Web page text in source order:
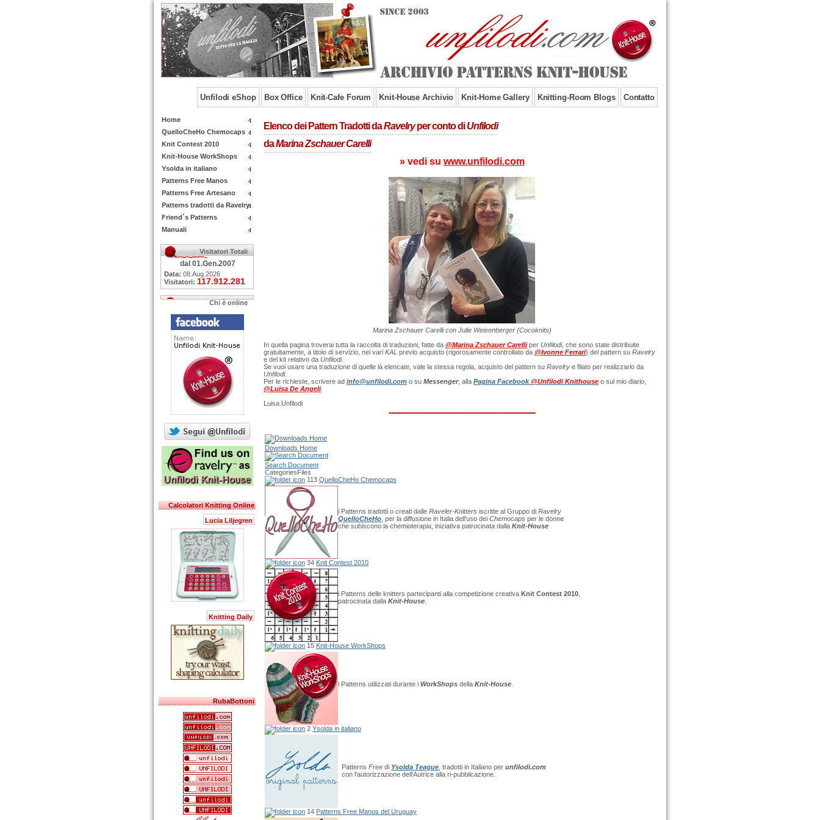
Unfilodi eShop Box Office Knit-Cafe Forum Knit-House Archivio Knit-Home Gallery Knitting-Room Blogs Contatto
Home
QuelloCheHo Chemocaps
Knit Contest 2010
Knit-House WorkShops
Ysolda in italiano
Patterns Free Manos
Patterns Free Artesano
Patterns tradotti da Ravelry
Friend´s Patterns
Manuali
Visitatori Totali
dal 01.Gen.2007
Data: 08.Aug.2026
Visitatori: 117.912.281
Chi è online
Calcolatori Knitting Online
Lucia Liljegren
Knitting Daily
RubaBottoni
Elenco dei Pattern Tradotti daRavelryper conto diUnfilodi
daMarina Zschauer Carelli
» vedi su www.unfilodi.com
Marina Zschauer Carelli con Julie Weisenberger (Cocoknits)
In quella pagina troverai tutta la raccolta di traduzioni, fatte da @Marina Zschauer Carelliper Unfilodi, che sono state distribuite
gratuitamente, a titolo di servizio, nei vari KAL previo acquisto (rigorosamente controllato da @Ivonne Ferrari) del pattern su Ravelry
e del kit relativo da Unfilodi.
Se vuoi usare una traduzione di quelle là elencate, vale la stessa regola, acquisto del pattern su Ravelry e filato per realizzarlo da
Unfilodi.
Per le richieste, scrivere ad info@unfilodi.com o su Messenger, alla Pagina Facebook@Unfilodi Knithouse o sul mio diario,
@Luisa De Angeli.
Luisa.Unfilodi
------------------------------------------------------------
Downloads Home
Search Document
CategoriesFiles
113 QuelloCheHo Chemocaps
i Patterns tradotti o creati dalle Raveler-Knitters iscritte al Gruppo di Ravelry
QuelloCheHo , per la diffusione in Italia dell'uso dei Chemocaps per le donne
che subiscono la chemioterapia, iniziativa patrocinata dalla Knit-House
34 Knit Contest 2010
i Patterns delle knitters partecipanti alla competizione creativa Knit Contest 2010
patrocinata dalla Knit-House
15 Knit-House WorkShops
i Patterns utilizzati durante i WorkShops della Knit-House
2 Ysolda in italiano
Patterns Free di Ysolda Teague , tradotti in Italiano per unfilodi.com
con l'autorizzazione dell'Autrice alla ri-pubblicazione.
14 Patterns Free Manos del Uruguay